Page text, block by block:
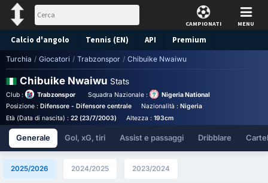
CAMPIONATI MENU
Calcio d'angolo Tennis (EN) API Premium
Pronostico
Turchia / Giocatori / Trabzonspor / Chibuike Nwaiwu
Chibuike Nwaiwu Stats
Club : Trabzonspor Squadra Nazionale :
Nigeria National Team
Posizione : Difensore - Difensore centrale Nazionalità : Nigeria
Età (Data di nascita) : 22 (23/7/2003) Altezza : 193cm
Generale Gol, xG, tiri Assist e passaggi Dribblare
2025/2026 2024/2025 2023/2024